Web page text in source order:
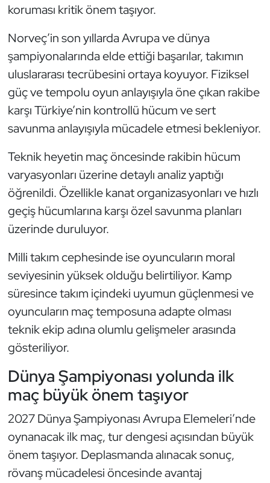
koruması kritik önem taşıyor.
Norveç’in son yıllarda Avrupa ve dünya
şampiyonalarında elde ettiği başarılar, takımın
uluslararası tecrübesini ortaya koyuyor. Fiziksel
güç ve tempolu oyun anlayışıyla öne çıkan rakibe
karşı Türkiye’nin kontrollü hücum ve sert
savunma anlayışıyla mücadele etmesi bekleniyor.
Teknik heyetin maç öncesinde rakibin hücum
varyasyonları üzerine detaylı analiz yaptığı
öğrenildi. Özellikle kanat organizasyonları ve hızlı
geçiş hücumlarına karşı özel savunma planları
üzerinde duruluyor.
Milli takım cephesinde ise oyuncuların moral
seviyesinin yüksek olduğu belirtiliyor. Kamp
süresince takım içindeki uyumun güçlenmesi ve
oyuncuların maç temposuna adapte olması
teknik ekip adına olumlu gelişmeler arasında
gösteriliyor.
Dünya Şampiyonası yolunda ilk
maç büyük önem taşıyor
2027 Dünya Şampiyonası Avrupa Elemeleri’nde
oynanacak ilk maç, tur dengesi açısından büyük
önem taşıyor. Deplasmanda alınacak sonuç,
rövanş mücadelesi öncesinde avantaj
Wushu Kungfu
Yelken
Yüzme